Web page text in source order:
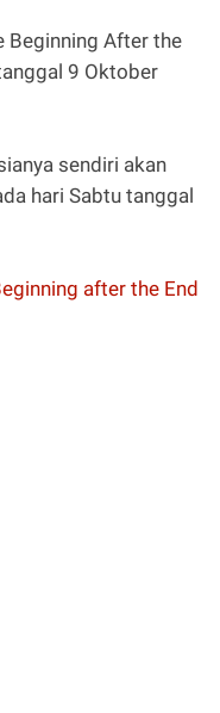
Beginning After the
9 Oktober
sendiri akan
hari Sabtu tanggal
after the End